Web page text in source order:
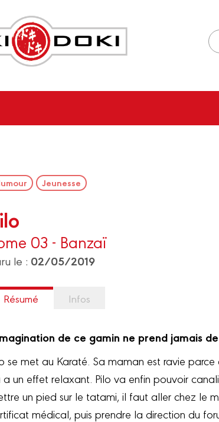
Jeunesse
03 - Banzaï
le : 02/05/2019
Résumé Infos
de ce gamin ne prend jamais
se met au Karaté. Sa maman est ravie
un effet relaxant. Pilo va enfin pouvoir
un pied sur le tatami, il faut aller chez le
médical, puis prendre la direction du